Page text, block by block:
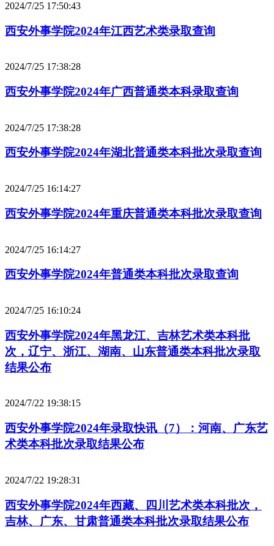
2024/7/25 17:50:43
西安外事学院2024年江西艺术类录取查询
2024/7/25 17:38:28
西安外事学院2024年广西普通类本科录取查询
2024/7/25 17:38:28
西安外事学院2024年湖北普通类本科批次录取查询
2024/7/25 16:14:27
西安外事学院2024年重庆普通类本科批次录取查询
2024/7/25 16:14:27
西安外事学院2024年普通类本科批次录取查询
2024/7/25 16:10:24
西安外事学院2024年黑龙江、吉林艺术类本科批
次，辽宁、浙江、湖南、山东普通类本科批次录取
结果公布
2024/7/22 19:38:15
西安外事学院2024年录取快讯（7）：河南、广东艺
术类本科批次录取结果公布
2024/7/22 19:28:31
西安外事学院2024年西藏、四川艺术类本科批次，
吉林、广东、甘肃普通类本科批次录取结果公布